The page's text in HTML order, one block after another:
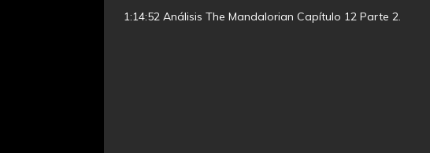
1:14:52 Análisis The Mandalorian Capítulo 12 Parte 2.